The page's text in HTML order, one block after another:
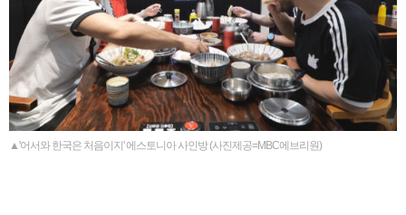
▲'어서와 한국은 처음이지' 에스토니아 사인방 (사진제공=MBC에브리원)